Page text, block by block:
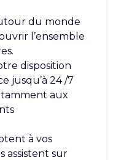
du monde
l’ensemble
disposition
jusqu’à 24 /7
aux
à vos
assistent sur